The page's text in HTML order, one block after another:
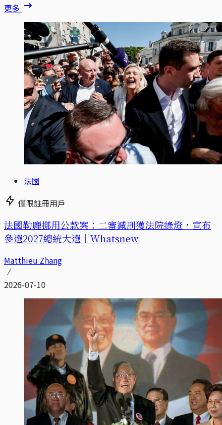
更多
法國
僅限註冊用戶
法國勒龐挪用公款案：二審減刑獲法院綠燈，宣布
參選2027總統大選｜Whatsnew
Matthieu Zhang
2026-07-10